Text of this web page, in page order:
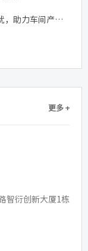
力车间产能跃升
更多 +
智衍创新大厦1栋